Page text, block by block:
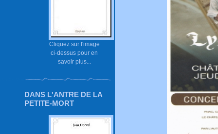
Cliquez sur l'image
ci-dessus pour en
savoir plus...
DANS L'ANTRE DE LA
PETITE-MORT